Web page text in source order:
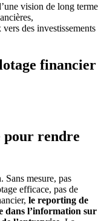
vision de long terme
des investissements
financier
rendre
Sans mesure, pas
efficace, pas de
le reporting de
dans l’information sur